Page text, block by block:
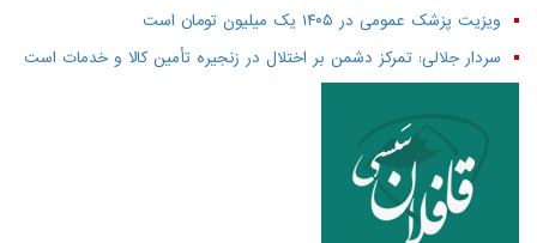
ویزیت پزشک عمومی در ۱۴۰۵ یک میلیون تومان است
سردار جلالی: تمرکز دشمن بر اختلال در زنجیره تأمین کالا و خدمات است